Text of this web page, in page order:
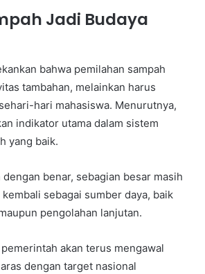
Jadi Budaya
bahwa pemilahan sampah
tambahan, melainkan harus
hari mahasiswa. Menurutnya,
indikator utama dalam sistem
yang baik.
benar, sebagian besar masih
sebagai sumber daya, baik
pengolahan lanjutan.
akan terus mengawal
dengan target nasional